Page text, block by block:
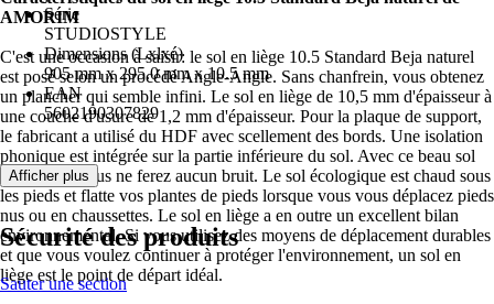
Série
STUDIOSTYLE
Dimensions (Lxlxé)
905 mm x 295.0 mm x 10.5 mm
EAN
5602190307829
AMORIM
C'est une occasion à saisir: le sol en liège 10.5 Standard Beja naturel
est posé selon un procédé Angle-Angle. Sans chanfrein, vous obtenez
un plancher qui semble infini. Le sol en liège de 10,5 mm d'épaisseur à
une couche d'usure de 1,2 mm d'épaisseur. Pour la plaque de support,
le fabricant a utilisé du HDF avec scellement des bords. Une isolation
phonique est intégrée sur la partie inférieure du sol. Avec ce beau sol
silencieux, vous ne ferez aucun bruit. Le sol écologique est chaud sous
les pieds et flatte vos plantes de pieds lorsque vous vous déplacez pieds
nus ou en chaussettes. Le sol en liège a en outre un excellent bilan
environnemental. Si vous utilisez des moyens de déplacement durables
et que vous voulez continuer à protéger l'environnement, un sol en
liège est le point de départ idéal.
Afficher plus
Sécurité des produits
Sauter une section